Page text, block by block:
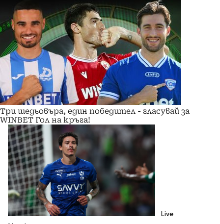
Три шедьовъра, един победител - гласувай за
WINBET Гол на кръга!
Live